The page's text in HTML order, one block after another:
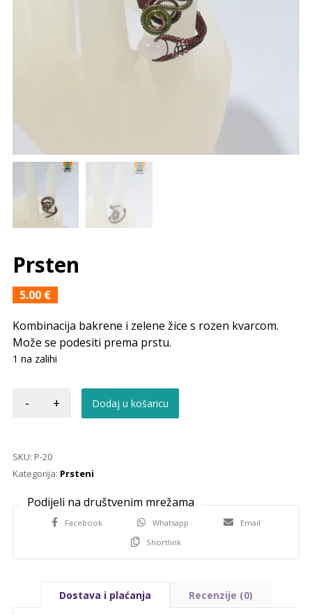
Prsten
5.00 €
Kombinacija bakrene i zelene žice s rozen kvarcom.
Može se podesiti prema prstu.
1 na zalihi
- + Dodaj u košaricu
SKU: P-20
Kategorija: Prsteni
Facebook Whatsapp
Email
Shortlink
Dostava i plaćanja Recenzije (0)